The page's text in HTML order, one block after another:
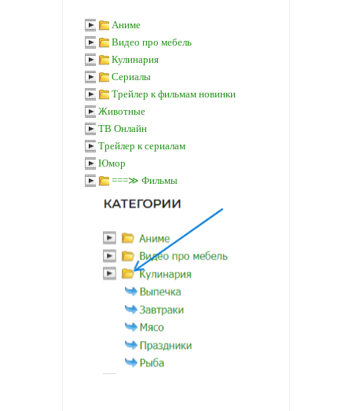
Аниме
Видео про мебель
Кулинария
Сериалы
Трейлер к фильмам новинки
Животные
ТВ Онлайн
Трейлер к сериалам
Юмор
===≫ Фильмы